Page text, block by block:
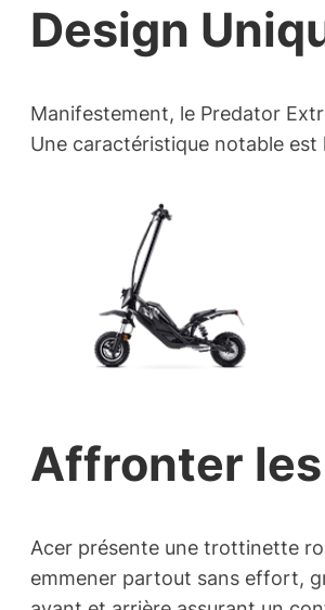
Design
Manifestement, le Predator
Une caractéristique notable est
Affronter les
Acer présente une trottinette
emmener partout sans effort,